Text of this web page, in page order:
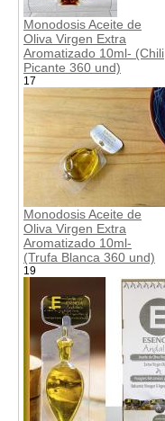
Monodosis Aceite de
Oliva Virgen Extra
Aromatizado 10ml- (Chili
Picante 360 und)
17
Monodosis Aceite de
Oliva Virgen Extra
Aromatizado 10ml-
(Trufa Blanca 360 und)
19